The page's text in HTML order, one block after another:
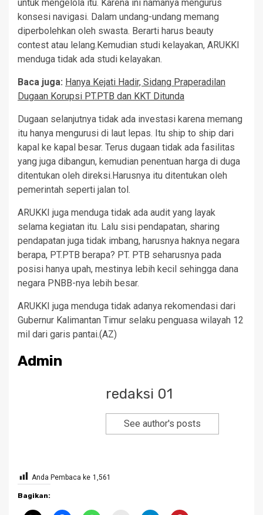
untuk mengelola itu. Karena ini namanya mengurus
konsesi navigasi. Dalam undang-undang memang
diperbolehkan oleh swasta. Berarti harus beauty
contest atau lelang.Kemudian studi kelayakan, ARUKKI
menduga tidak ada studi kelayakan.
Baca juga: Hanya Kejati Hadir, Sidang Praperadilan
Dugaan Korupsi PT.PTB dan KKT Ditunda
Dugaan selanjutnya tidak ada investasi karena memang
itu hanya mengurusi di laut lepas. Itu ship to ship dari
kapal ke kapal besar. Terus dugaan tidak ada fasilitas
yang juga dibangun, kemudian penentuan harga di duga
ditentukan oleh direksi.Harusnya itu ditentukan oleh
pemerintah seperti jalan tol.
ARUKKI juga menduga tidak ada audit yang layak
selama kegiatan itu. Lalu sisi pendapatan, sharing
pendapatan juga tidak imbang, harusnya haknya negara
berapa, PT.PTB berapa? PT. PTB seharusnya pada
posisi hanya upah, mestinya lebih kecil sehingga dana
negara PNBB-nya lebih besar.
ARUKKI juga menduga tidak adanya rekomendasi dari
Gubernur Kalimantan Timur selaku penguasa wilayah 12
mil dari garis pantai.(AZ)
Admin
redaksi 01
See author's posts
Anda Pembaca ke 1,561
Bagikan: